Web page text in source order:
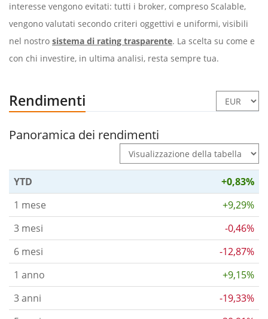
interesse vengono evitati: tutti i broker, compreso Scalable,
vengono valutati secondo criteri oggettivi e uniformi, visibili
nel nostro sistema di rating trasparente. La scelta su come e
con chi investire, in ultima analisi, resta sempre tua.
Rendimenti
Panoramica dei rendimenti
YTD
+0,83%
1 mese
+9,29%
3 mesi
-0,46%
6 mesi
-12,87%
1 anno
+9,15%
3 anni
-19,33%